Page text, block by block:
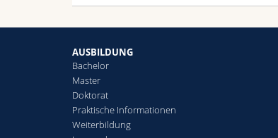
AUSBILDUNG
Bachelor
Master
Doktorat
Praktische Informationen
Weiterbildung